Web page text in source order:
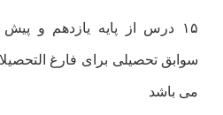
۱۵ درس از پایه یازدهم و
می باشد